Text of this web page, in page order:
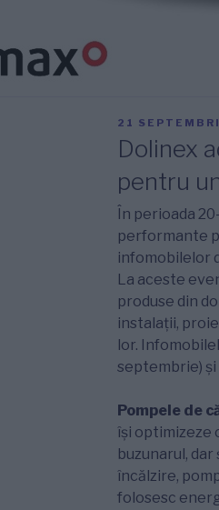
PUBLICAT
21
Dolinex
pentru
În perioada
performante
infomobilelor
La aceste
produse din
instalații,
lor.
septembrie) și
Pompele de
își optimizeze
buzunarul,
încălzire,
folosesc